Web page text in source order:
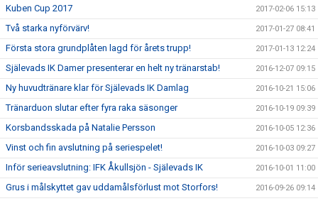
Kuben Cup 2017 2017-02-06 15:13
Två starka nyförvärv! 2017-01-27 08:41
Första stora grundplåten lagd för årets trupp! 2017-01-13 12:24
Själevads IK Damer presenterar en helt ny tränarstab! 2016-12-07 09:15
Ny huvudtränare klar för Själevads IK Damlag 2016-10-21 15:06
Tränarduon slutar efter fyra raka säsonger 2016-10-19 09:39
Korsbandsskada på Natalie Persson 2016-10-05 12:36
Vinst och fin avslutning på seriespelet! 2016-10-03 09:27
Inför serieavslutning: IFK Åkullsjön - Själevads IK 2016-10-01 11:00
Grus i målskyttet gav uddamålsförlust mot Storfors! 2016-09-26 09:14